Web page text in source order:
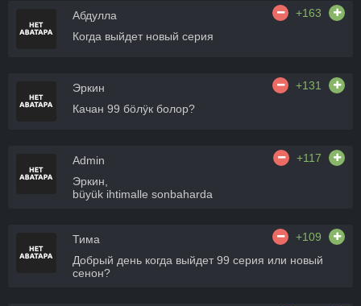
Абдулла
+163
Когда выйдет новый серия
Эркин
+131
Качан 99 бӧлӱк болор?
Admin
+117
Эркин,
büyük ihtimalle sonbaharda
Тима
+109
Добрый день когда выйдет 99 серия или новый
сенон?